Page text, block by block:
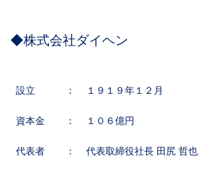
◆株式会社ダイヘン
設立 ： １９１９年１２月
資本金 ： １０６億円
代表者 ： 代表取締役社長 田尻 哲也